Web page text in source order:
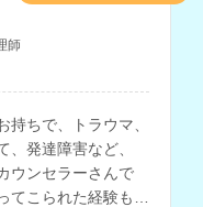
師
ちで、トラウマ、
発達障害など、
ウンセラーさんで
こられた経験もお